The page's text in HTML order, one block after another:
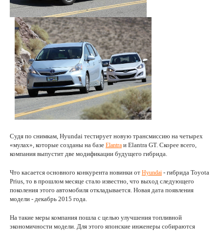
Судя по снимкам, Hyundai тестирует новую трансмиссию на четырех
«мулах», которые созданы на базе Elantra и Elantra GT. Скорее всего,
компания выпустит две модификации будущего гибрида.
Что касается основного конкурента новинки от Hyundai - гибрида Toyota
Prius, то в прошлом месяце стало известно, что выход следующего
поколения этого автомобиля откладывается. Новая дата появления
модели - декабрь 2015 года.
На такие меры компания пошла с целью улучшения топливной
экономичности модели. Для этого японские инженеры собираются